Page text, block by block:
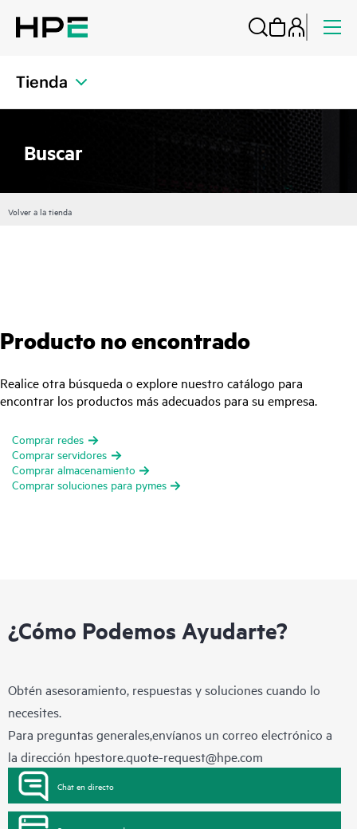
Tienda
Buscar
Volver a la tienda
Producto no encontrado
Realice otra búsqueda o explore nuestro catálogo para
encontrar los productos más adecuados para su empresa.
Comprar redes
Comprar servidores
Comprar almacenamiento
Comprar soluciones para pymes
¿Cómo Podemos Ayudarte?
Obtén asesoramiento, respuestas y soluciones cuando lo
necesites.
Para preguntas generales,envíanos un correo electrónico a
la dirección hpestore.quote-request@hpe.com
Chat en directo